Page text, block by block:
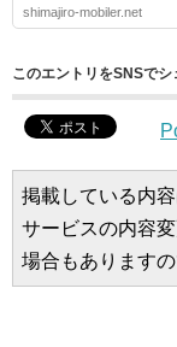
shimajiro-mobiler.net
このエントリをSNSでシ
掲載している内
サービスの内容
場合もあります